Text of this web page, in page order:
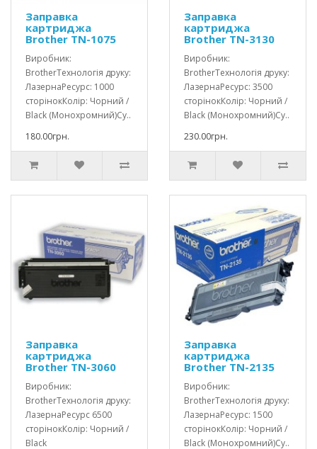
Заправка
картриджа
Brother TN-1075
Виробник:
BrotherТехнологія друку:
ЛазернаРесурс: 1000
сторінокКолір: Чорний /
Black (Монохромний)Су..
180.00грн.
Заправка
картриджа
Brother TN-3130
Виробник:
BrotherТехнологія друку:
ЛазернаРесурс: 3500
сторінокКолір: Чорний /
Black (Монохромний)Су..
230.00грн.
Заправка
картриджа
Brother TN-3060
Виробник:
BrotherТехнологія друку:
ЛазернаРесурс 6500
сторінокКолір: Чорний /
Black
Заправка
картриджа
Brother TN-2135
Виробник:
BrotherТехнологія друку:
ЛазернаРесурс: 1500
сторінокКолір: Чорний /
Black (Монохромний)Су..